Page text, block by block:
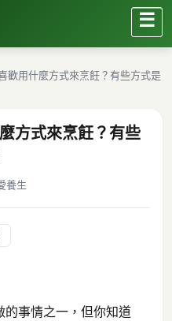
☰
歡用什麼方式來烹飪？有些方式是
方式來烹飪？有些
養生
的事情之一，但你知道